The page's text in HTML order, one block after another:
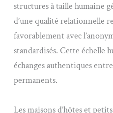
structures à taille humaine
d’une qualité relationnelle
favorablement avec
standardisés. Cette échelle
échanges authentiques
permanents.
Les maisons d’hôtes et